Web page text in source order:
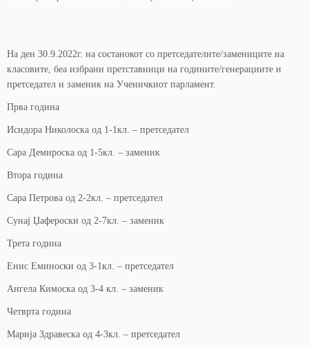
На ден 30.9.2022г. на состанокот со претседателите/замениците на
класовите, беа избрани претставници на годините/генерациите и
претседател и заменик на Ученичкиот парламент.
Прва година
Исидора Николоска од 1-1кл. – претседател
Сара Демироска од 1-5кл. – заменик
Втора година
Сара Петрова од 2-2кл. – претседател
Сунај Џафероски од 2-7кл. – заменик
Трета година
Енис Еминоски од 3-1кл. – претседател
Ангела Кимоска од 3-4 кл. – заменик
Четврта година
Марија Здравеска од 4-3кл. – претседател